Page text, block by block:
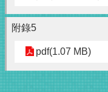
附錄5
pdf(1.07 MB)